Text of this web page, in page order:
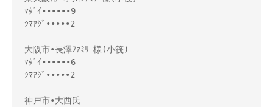
ﾏﾀﾞｲ••••••9
ｼﾏｱｼﾞ•••••2
大阪市•長澤ﾌｧﾐﾘｰ様(小筏)
ﾏﾀﾞｲ••••••6
ｼﾏｱｼﾞ•••••2
神戸市•大西氏